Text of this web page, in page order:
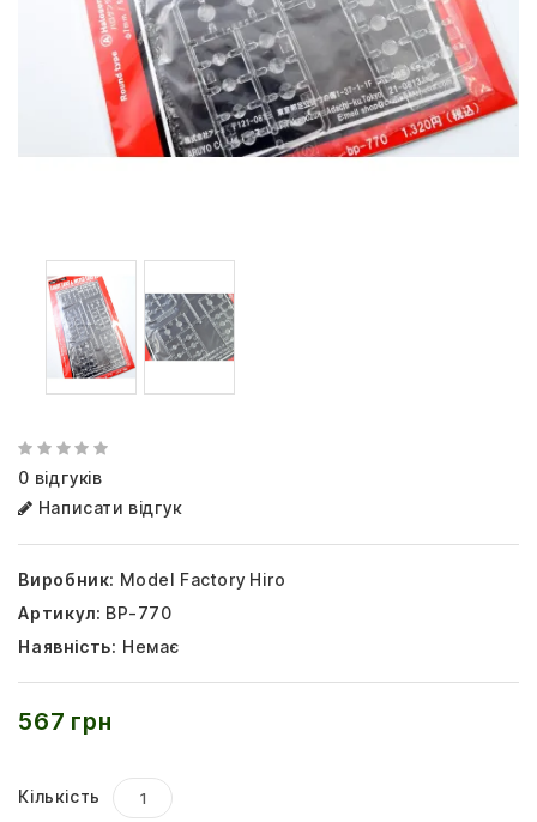
0 відгуків
Написати відгук
Виробник: Model Factory Hiro
Артикул: BP-770
Наявність: Немає
567 грн
Кількість